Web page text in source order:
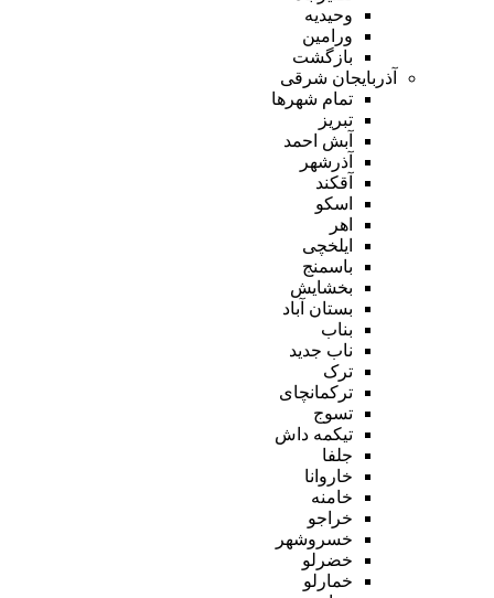
وحیدیه
ورامین
بازگشت
آذربایجان شرقی
تمام شهر‌ها
تبریز
آبش احمد
آذرشهر
آقکند
اسکو
اهر
ایلخچی
باسمنج
بخشایش
بستان آباد
بناب
ناب جدید
ترک
ترکمانچای
تسوج
تیکمه داش
جلفا
خاروانا
خامنه
خراجو
خسروشهر
خضرلو
خمارلو